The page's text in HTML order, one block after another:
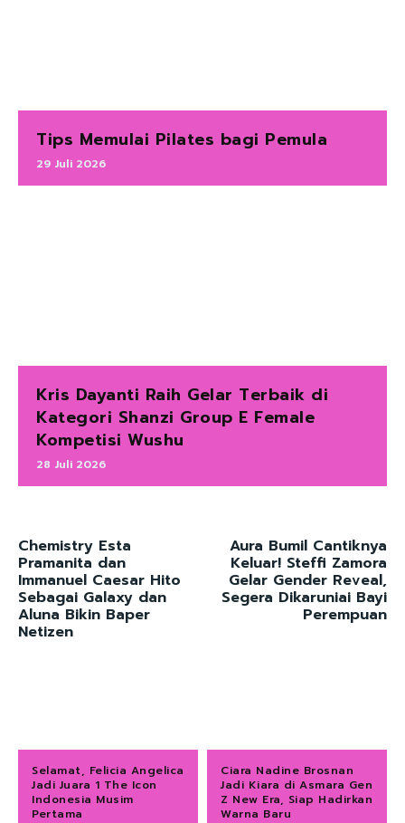
Tips Memulai Pilates bagi Pemula
29 Juli 2026
Kris Dayanti Raih Gelar Terbaik di
Kategori Shanzi Group E Female
Kompetisi Wushu
28 Juli 2026
Chemistry Esta
Pramanita dan
Immanuel Caesar Hito
Sebagai Galaxy dan
Aluna Bikin Baper
Netizen
Aura Bumil Cantiknya
Keluar! Steffi Zamora
Gelar Gender Reveal,
Segera Dikaruniai Bayi
Perempuan
Selamat, Felicia Angelica
Jadi Juara 1 The Icon
Indonesia Musim
Pertama
Ciara Nadine Brosnan
Jadi Kiara di Asmara Gen
Z New Era, Siap Hadirkan
Warna Baru